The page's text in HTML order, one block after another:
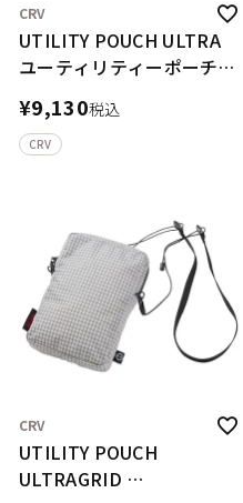
CRV
UTILITY POUCH ULTRA
ユーティリティーポーチ
¥9,130税込
CRV
CRV
UTILITY POUCH
ULTRAGRID